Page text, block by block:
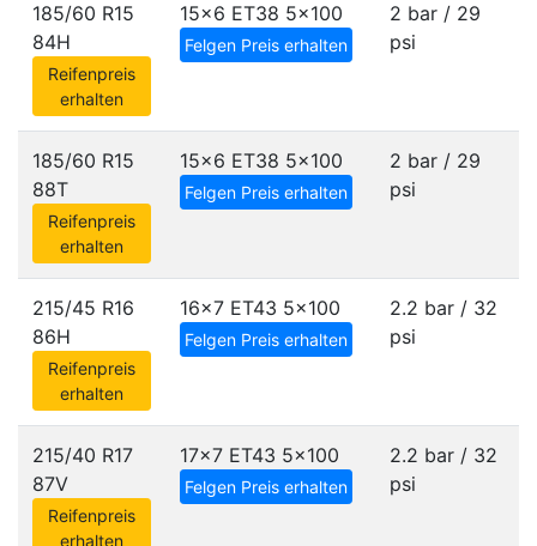
185/60 R15
84H
Reifenpreis
erhalten
15x6 ET38 5x100
Felgen Preis erhalten
2 bar / 29
psi
185/60 R15
88T
Reifenpreis
erhalten
15x6 ET38 5x100
Felgen Preis erhalten
2 bar / 29
psi
215/45 R16
86H
Reifenpreis
erhalten
16x7 ET43 5x100
Felgen Preis erhalten
2.2 bar / 32
psi
215/40 R17
87V
Reifenpreis
erhalten
17x7 ET43 5x100
Felgen Preis erhalten
2.2 bar / 32
psi